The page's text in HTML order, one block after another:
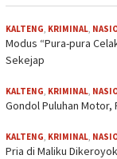
KALTENG KRIMINAL
Modus “Pura-pura
Sekejap
KALTENG KRIMINAL
Gondol Puluhan Motor,
KALTENG KRIMINAL
Pria di Maliku